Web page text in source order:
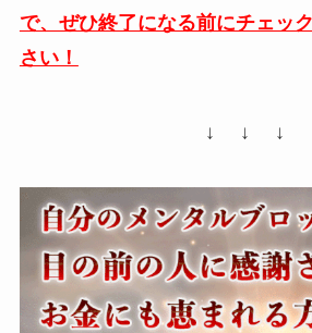
で、ぜひ終了になる前にチェッ
さい！
↓ ↓ ↓